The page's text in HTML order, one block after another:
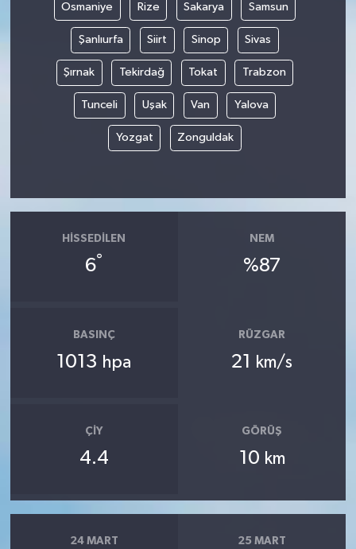
Osmaniye Rize Sakarya Samsun
Şanlıurfa Siirt Sinop Sivas
Şırnak Tekirdağ Tokat Trabzon
Tunceli Uşak Van Yalova
Yozgat Zonguldak
HISSEDILEN
6°
NEM
%87
BASINÇ
1013 hpa
RÜZGAR
21 km/s
ÇIY
4.4
GÖRÜŞ
10 km
24 MART 25 MART